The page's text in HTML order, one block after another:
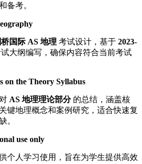
备考。
国际 AS 地理 考试设计，基于 2023-
大纲编写，确保内容符合当前考试
on the Theory Syllabus
AS 地理理论部分的总结，涵盖核
键地理概念和案例研究，适合快速复
。
use only
个人学习使用，旨在为学生提供高效